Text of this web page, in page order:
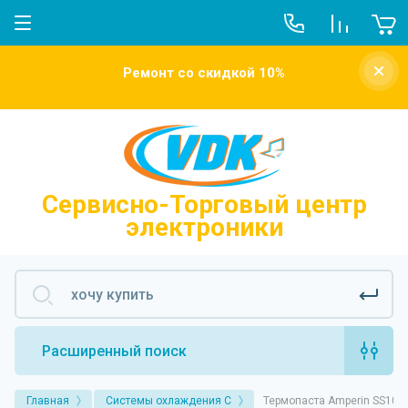
О компании
Новости
Напишите нам
Ремонт со скидкой 10%
Сервисно-Торговый центр
электроники
Расширенный поиск
Главная Системы охлаждения С Термопаста Amperin